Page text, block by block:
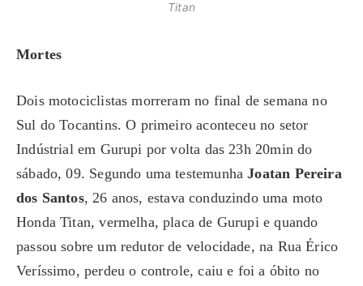
Titan
Mortes
Dois motociclistas morreram no final de semana no
Sul do Tocantins. O primeiro aconteceu no setor
Indústrial em Gurupi por volta das 23h 20min do
sábado, 09. Segundo uma testemunhaJoatan Pereira
dos Santos, 26 anos, estava conduzindo uma moto
Honda Titan, vermelha, placa de Gurupi e quando
passou sobre um redutor de velocidade, na Rua Érico
Veríssimo, perdeu o controle, caiu e foi a óbito no